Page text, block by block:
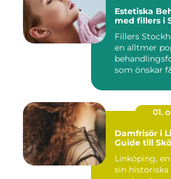
Estetiska
med fillers i
Fillers
en alltmer
som önskar
01.
Damfrisör i
Guide till
Linköping,
sin